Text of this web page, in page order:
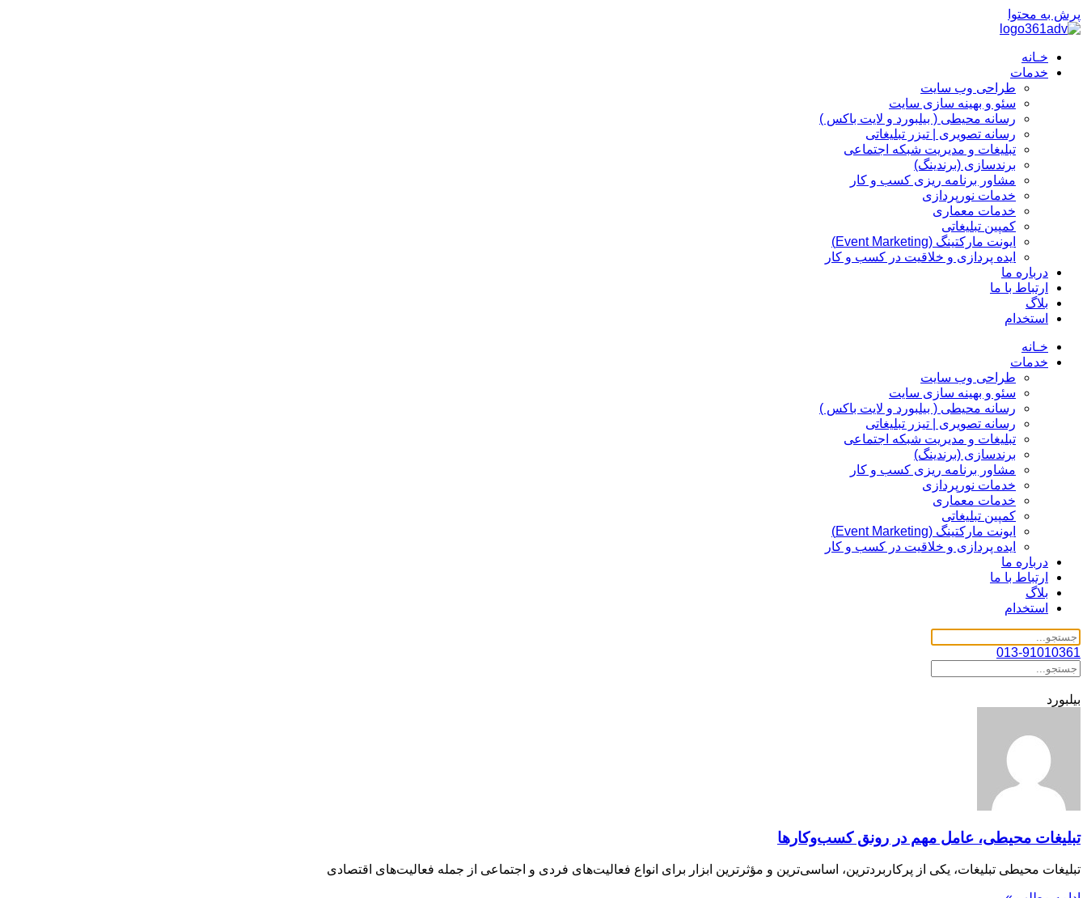
پرش به محتوا
خـانه
خدمات
طراحی وب سایت
سئو و بهینه سازی سایت
رسانه محیطی ( بیلبورد و لایت باکس )
رسانه تصویری | تیزر تبلیغاتی
تبلیغات و مدیریت شبکه اجتماعی
برندسازی (برندینگ)‌
مشاور برنامه ریزی کسب و کار
خدمات نورپردازی
خدمات معماری
کمپین تبلیغاتی
ایونت مارکتینگ (Event Marketing)
ایده پردازی و خلاقیت در کسب و کار
درباره ما
ارتباط با ما
بلاگ
استخدام
خـانه
خدمات
طراحی وب سایت
سئو و بهینه سازی سایت
رسانه محیطی ( بیلبورد و لایت باکس )
رسانه تصویری | تیزر تبلیغاتی
تبلیغات و مدیریت شبکه اجتماعی
برندسازی (برندینگ)‌
مشاور برنامه ریزی کسب و کار
خدمات نورپردازی
خدمات معماری
کمپین تبلیغاتی
ایونت مارکتینگ (Event Marketing)
ایده پردازی و خلاقیت در کسب و کار
درباره ما
ارتباط با ما
بلاگ
استخدام
013-91010361
بیلبورد
تبلیغات محیطی، عامل مهم در رونق کسب‌وکارها
تبلیغات محیطی تبلیغات، یکی از پرکاربردترین، اساسی‌ترین و مؤثرترین ابزار برای انواع فعالیت‌های فردی و اجتماعی از جمله فعالیت‌های اقتصادی